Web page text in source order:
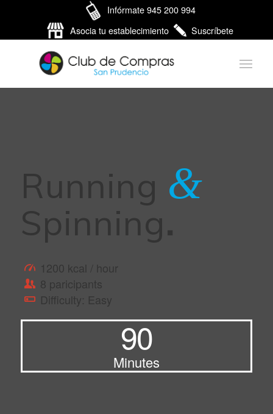
Infórmate 945 200 994
Asocia tu establecimiento
Suscríbete
Running &
Spinning.
1200 kcal / hour
8 paricipants
Difficulty: Easy
90
Minutes